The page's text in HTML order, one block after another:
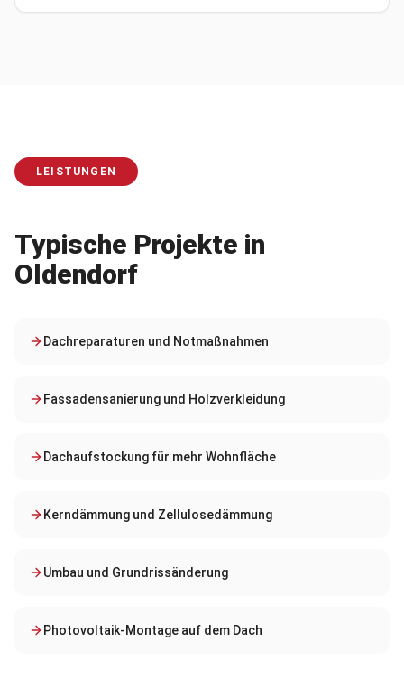
LEISTUNGEN
Typische Projekte in
Oldendorf
Dachreparaturen und Notmaßnahmen
Fassadensanierung und Holzverkleidung
Dachaufstockung für mehr Wohnfläche
Kerndämmung und Zellulosedämmung
Umbau und Grundrissänderung
Photovoltaik-Montage auf dem Dach